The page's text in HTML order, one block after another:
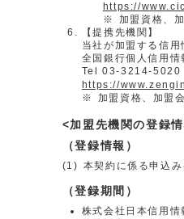
https://
※
加盟資格、
【提携先機関】
当社が加盟する信
全国銀行個人信用情
Tel 03-3214-5020
https://
※
加盟資格、加盟
<加盟先機関の登録
（登録情報）
(1) 本契約に係る申込
（登録期間）
株式会社日本信用情